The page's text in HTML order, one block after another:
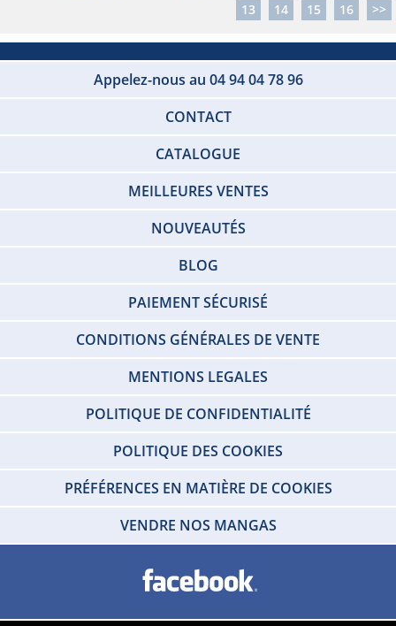
13
14 15 16 >>
Appelez-nous au 04 94 04 78 96
CONTACT
CATALOGUE
MEILLEURES VENTES
NOUVEAUTÉS
BLOG
PAIEMENT SÉCURISÉ
CONDITIONS GÉNÉRALES DE VENTE
MENTIONS LEGALES
POLITIQUE DE CONFIDENTIALITÉ
POLITIQUE DES COOKIES
PRÉFÉRENCES EN MATIÈRE DE COOKIES
VENDRE NOS MANGAS